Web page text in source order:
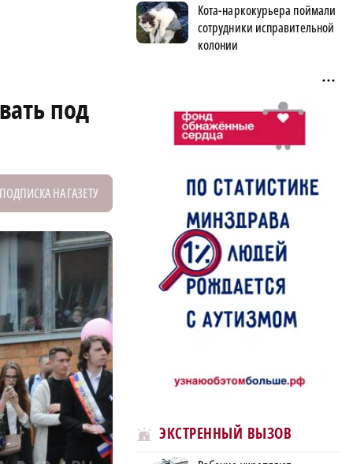
под
ПОДПИСКА НА ГАЗЕТУ
Кота-наркокурьера поймали
сотрудники исправительной
колонии
ЭКСТРЕННЫЙ ВЫЗОВ